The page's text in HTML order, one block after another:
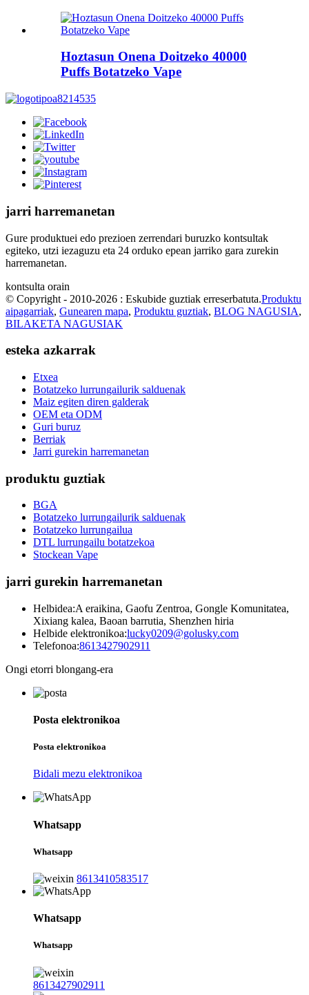
Hoztasun Onena Doitzeko 40000
Puffs Botatzeko Vape
jarri harremanetan
Gure produktuei edo prezioen zerrendari buruzko kontsultak
egiteko, utzi iezaguzu eta 24 orduko epean jarriko gara zurekin
harremanetan.
kontsulta orain
© Copyright - 2010-2026 : Eskubide guztiak erreserbatuta.Produktu
aipagarriak, Gunearen mapa, Produktu guztiak, BLOG NAGUSIA,
BILAKETA NAGUSIAK
esteka azkarrak
Etxea
Botatzeko lurrungailurik salduenak
Maiz egiten diren galderak
OEM eta ODM
Guri buruz
Berriak
Jarri gurekin harremanetan
produktu guztiak
BGA
Botatzeko lurrungailurik salduenak
Botatzeko lurrungailua
DTL lurrungailu botatzekoa
Stockean Vape
jarri gurekin harremanetan
Helbidea:A eraikina, Gaofu Zentroa, Gongle Komunitatea,
Xixiang kalea, Baoan barrutia, Shenzhen hiria
Helbide elektronikoa:lucky0209@golusky.com
Telefonoa:8613427902911
Ongi etorri blongang-era
Posta elektronikoa
Posta elektronikoa
Bidali mezu elektronikoa
Whatsapp
Whatsapp
8613410583517
Whatsapp
Whatsapp
8613427902911